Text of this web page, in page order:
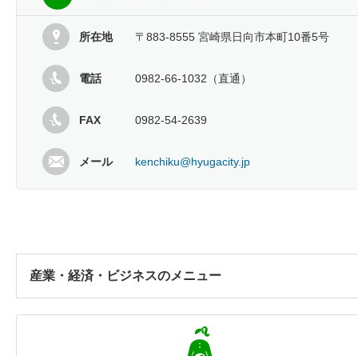
所在地 〒883-8555 宮崎県日向市本町10番5号
電話 0982-66-1032（直通）
FAX 0982-54-2639
メール kenchiku@hyugacity.jp
産業・経済・ビジネスのメニュー